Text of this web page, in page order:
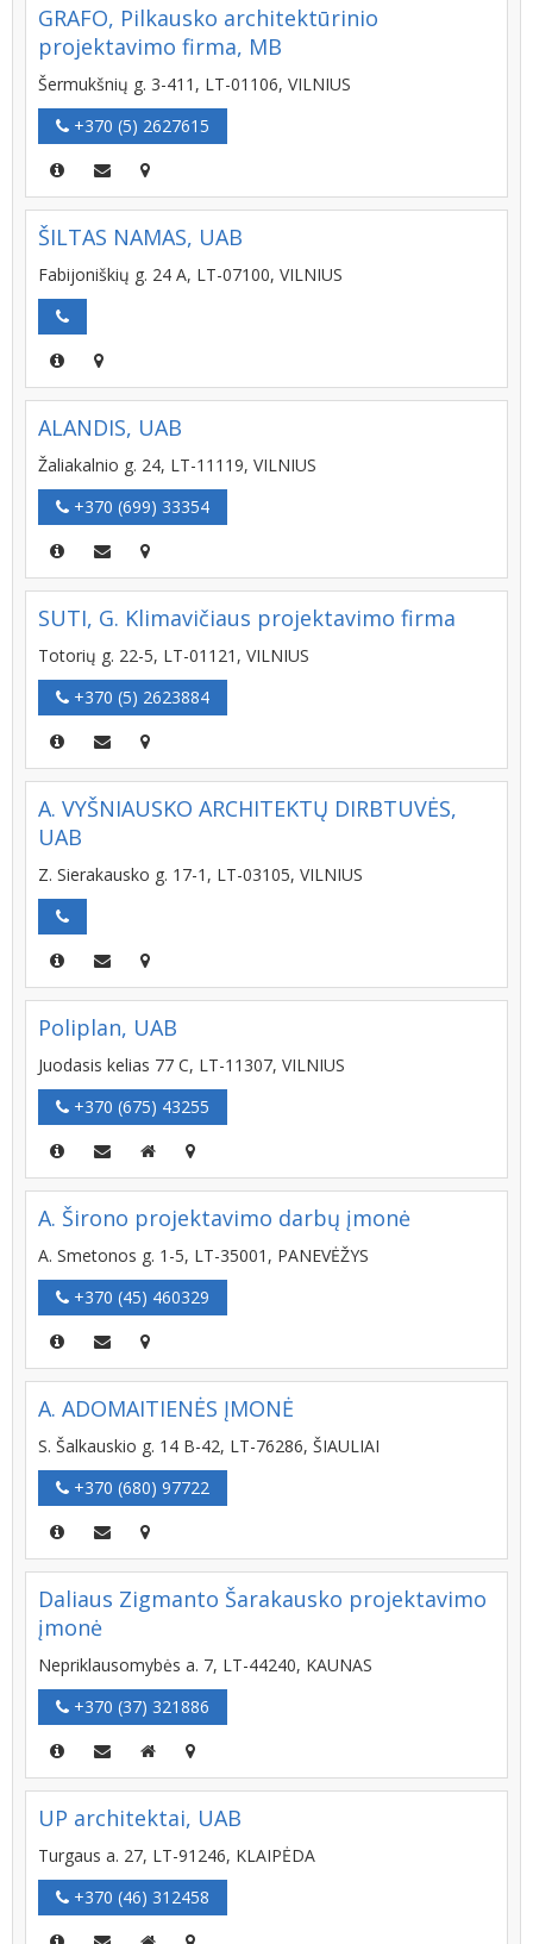
GRAFO, Pilkausko architektūrinio
projektavimo firma, MB
Šermukšnių g. 3-411, LT-01106, VILNIUS
+370 (5) 2627615
ŠILTAS NAMAS, UAB
Fabijoniškių g. 24 A, LT-07100, VILNIUS
ALANDIS, UAB
Žaliakalnio g. 24, LT-11119, VILNIUS
+370 (699) 33354
SUTI, G. Klimavičiaus projektavimo firma
Totorių g. 22-5, LT-01121, VILNIUS
+370 (5) 2623884
A. VYŠNIAUSKO ARCHITEKTŲ DIRBTUVĖS,
UAB
Z. Sierakausko g. 17-1, LT-03105, VILNIUS
Poliplan, UAB
Juodasis kelias 77 C, LT-11307, VILNIUS
+370 (675) 43255
A. Širono projektavimo darbų įmonė
A. Smetonos g. 1-5, LT-35001, PANEVĖŽYS
+370 (45) 460329
A. ADOMAITIENĖS ĮMONĖ
S. Šalkauskio g. 14 B-42, LT-76286, ŠIAULIAI
+370 (680) 97722
Daliaus Zigmanto Šarakausko projektavimo
įmonė
Nepriklausomybės a. 7, LT-44240, KAUNAS
+370 (37) 321886
UP architektai, UAB
Turgaus a. 27, LT-91246, KLAIPĖDA
+370 (46) 312458